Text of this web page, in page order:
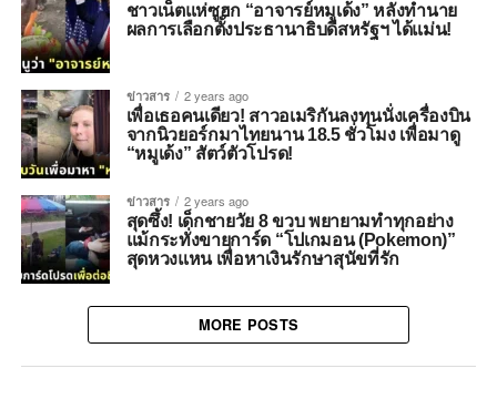
ชาวเน็ตแห่ซูฮก “อาจารย์หมูเด้ง” หลังทำนาย
ผลการเลือกตั้งประธานาธิบดีสหรัฐฯ ได้แม่น!
ข่าวสาร 2 years ago
เพื่อเธอคนเดียว! สาวอเมริกันลงทุนนั่งเครื่องบิน
จากนิวยอร์กมาไทยนาน 18.5 ชั่วโมง เพื่อมาดู
“หมูเด้ง” สัตว์ตัวโปรด!
ข่าวสาร 2 years ago
สุดซึ้ง! เด็กชายวัย 8 ขวบ พยายามทำทุกอย่าง
แม้กระทั่งขายการ์ด “โปเกมอน (Pokemon)”
สุดหวงแหน เพื่อหาเงินรักษาสุนัขที่รัก
MORE POSTS